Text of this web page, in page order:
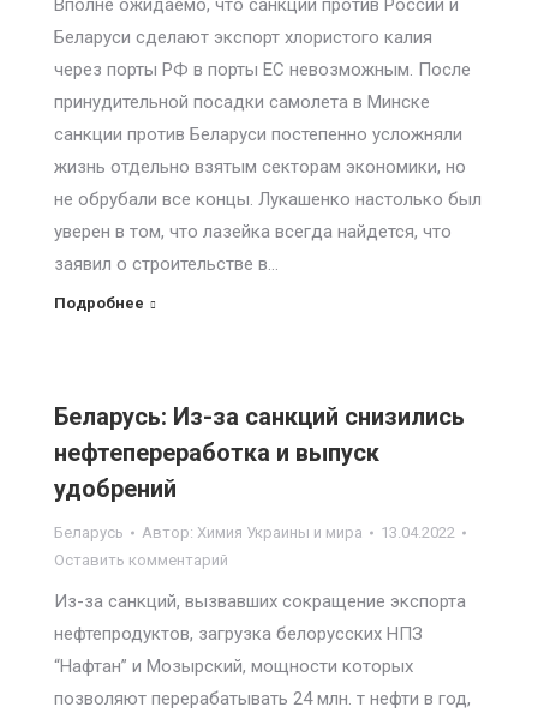
Вполне ожидаемо, что санкции против России и
Беларуси сделают экспорт хлористого калия
через порты РФ в порты ЕС невозможным. После
принудительной посадки самолета в Минске
санкции против Беларуси постепенно усложняли
жизнь отдельно взятым секторам экономики, но
не обрубали все концы. Лукашенко настолько был
уверен в том, что лазейка всегда найдется, что
заявил о строительстве в…
Подробнее
Беларусь: Из-за санкций снизились
нефтепереработка и выпуск
удобрений
Беларусь Автор: Химия Украины и мира
13.04.2022
Оставить комментарий
Из-за санкций, вызвавших сокращение экспорта
нефтепродуктов, загрузка белорусских НПЗ
“Нафтан” и Мозырский, мощности которых
позволяют перерабатывать 24 млн. т нефти в год,